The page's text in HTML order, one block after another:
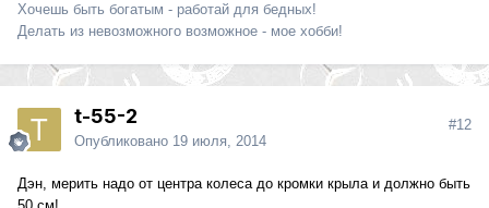
Хочешь быть богатым - работай для бедных!
Делать из невозможного возможное - мое хобби!
t-55-2
Опубликовано 19 июля, 2014
#12
Дэн, мерить надо от центра колеса до кромки крыла и должно быть